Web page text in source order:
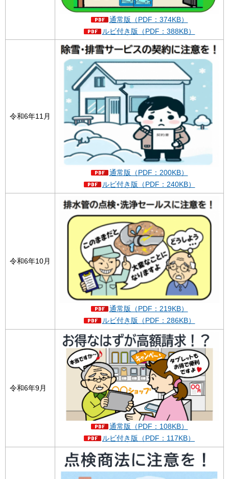
通常版（PDF：374KB）
ルビ付き版（PDF：388KB）
令和6年11月
通常版（PDF：200KB）
ルビ付き版（PDF：240KB）
令和6年10月
通常版（PDF：219KB）
ルビ付き版（PDF：286KB）
令和6年9月
通常版（PDF：108KB）
ルビ付き版（PDF：117KB）